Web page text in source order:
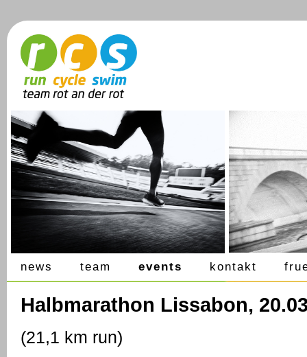
news team events kontakt
Halbmarathon Lissabon,
(21,1 km run)